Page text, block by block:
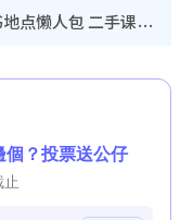
捐书2026︱全港13大捐书/卖书地点懒人包 二手课本最高$150＋旧书换免费咖啡/戏票